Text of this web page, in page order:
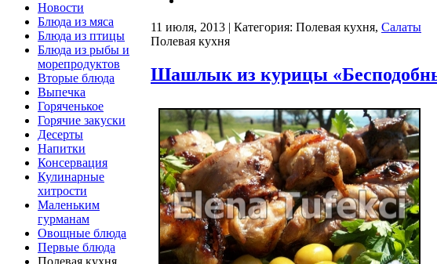
Новости
Блюда из мяса
Блюда из птицы
Блюда из рыбы и
морепродуктов
Вторые блюда
Выпечка
Горяченькое
Горячие закуски
Десерты
Напитки
Консервация
Кулинарные
хитрости
Маленьким
гурманам
Овощные блюда
Первые блюда
11 июля, 2013 | Категория: Полевая кухня, Салаты
Полевая кухня
Шашлык из курицы